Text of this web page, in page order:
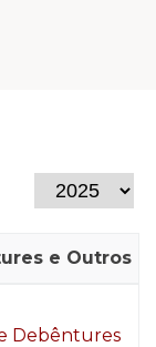
e Outros
Debêntures